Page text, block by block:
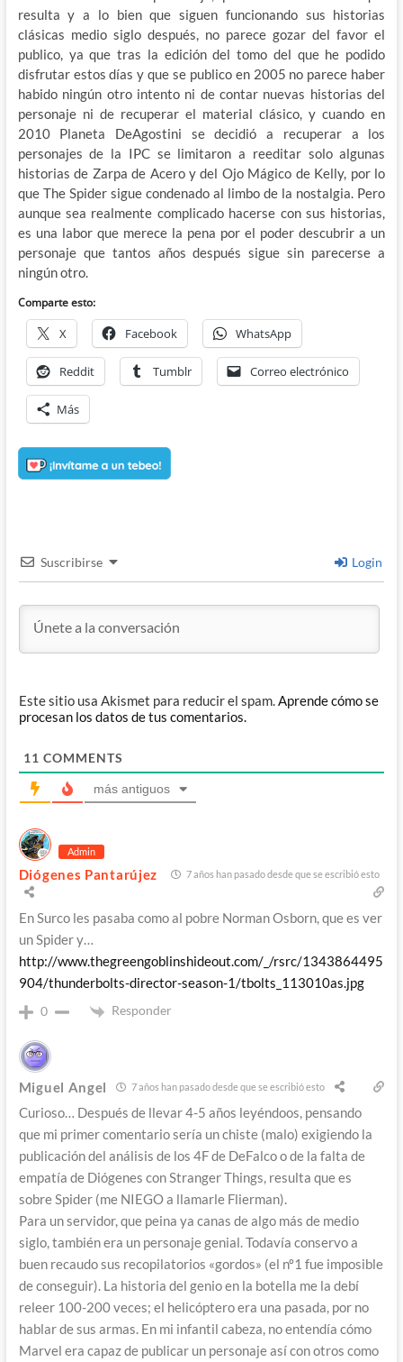
resulta y a lo bien que siguen funcionando sus historias
clásicas medio siglo después, no parece gozar del favor el
publico, ya que tras la edición del tomo del que he podido
disfrutar estos días y que se publico en 2005 no parece haber
habido ningún otro intento ni de contar nuevas historias del
personaje ni de recuperar el material clásico, y cuando en
2010 Planeta DeAgostini se decidió a recuperar a los
personajes de la IPC se limitaron a reeditar solo algunas
historias de Zarpa de Acero y del Ojo Mágico de Kelly, por lo
que The Spider sigue condenado al limbo de la nostalgia. Pero
aunque sea realmente complicado hacerse con sus historias,
es una labor que merece la pena por el poder descubrir a un
personaje que tantos años después sigue sin parecerse a
ningún otro.
Comparte esto:
X Facebook WhatsApp
Reddit Tumblr Correo electrónico
Más
Suscribirse Login
Este sitio usa Akismet para reducir el spam.Aprende cómo se
procesan los datos de tus comentarios.
11 COMMENTS
más antiguos
Admin
Diógenes Pantarújez 7 años han pasado desde que se escribió esto
En Surco les pasaba como al pobre Norman Osborn, que es ver
un Spider y…
http://www.thegreengoblinshideout.com/_/rsrc/1343864495
904/thunderbolts-director-season-1/tbolts_113010as.jpg
0 Responder
Miguel Angel 7 años han pasado desde que se escribió esto
Curioso… Después de llevar 4-5 años leyéndoos, pensando
que mi primer comentario sería un chiste (malo) exigiendo la
publicación del análisis de los 4F de DeFalco o de la falta de
empatía de Diógenes con Stranger Things, resulta que es
sobre Spider (me NIEGO a llamarle Flierman).
Para un servidor, que peina ya canas de algo más de medio
siglo, también era un personaje genial. Todavía conservo a
buen recaudo sus recopilatorios «gordos» (el nº1 fue imposible
de conseguir). La historia del genio en la botella me la debí
releer 100-200 veces; el helicóptero era una pasada, por no
hablar de sus armas. En mi infantil cabeza, no entendía cómo
Marvel era capaz de publicar un personaje así con otros como